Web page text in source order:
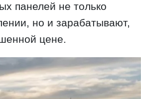
панелей не только
но и зарабатывают,
цене.